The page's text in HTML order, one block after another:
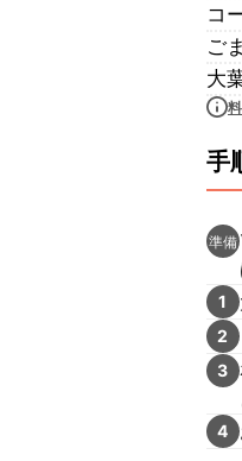
コ
ご
大
手
準備
1
2
3
4